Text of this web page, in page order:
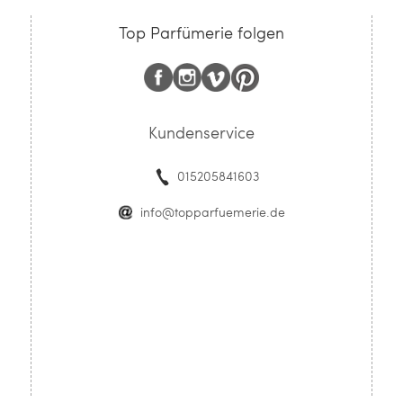
Top Parfümerie folgen
Kundenservice
015205841603
info@topparfuemerie.de